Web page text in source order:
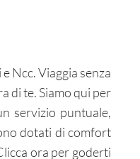
Ncc. Viaggia senza
di te. Siamo qui per
servizio puntuale,
dotati di comfort
ora per goderti